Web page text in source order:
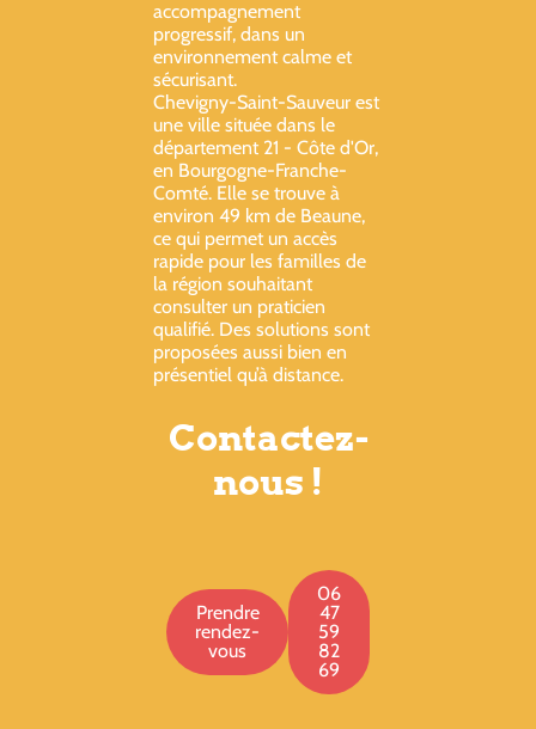
accompagnement
progressif, dans un
environnement calme et
sécurisant.
Chevigny-Saint-Sauveur est
une ville située dans le
département 21 - Côte d'Or,
en Bourgogne-Franche-
Comté. Elle se trouve à
environ 49 km de Beaune,
ce qui permet un accès
rapide pour les familles de
la région souhaitant
consulter un praticien
qualifié. Des solutions sont
proposées aussi bien en
présentiel qu’à distance.
Contactez-
nous !
Prendre
rendez-
vous
06
47
59
82
69